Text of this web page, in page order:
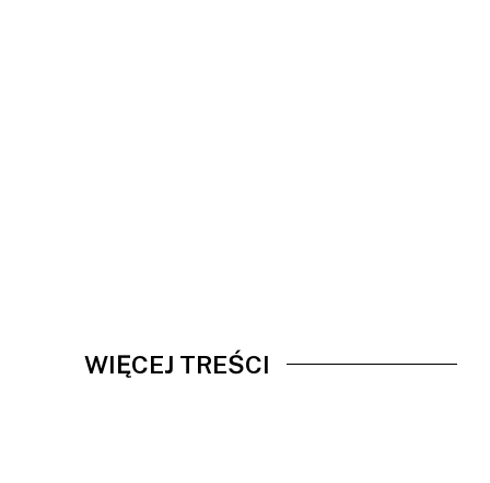
WIĘCEJ TREŚCI